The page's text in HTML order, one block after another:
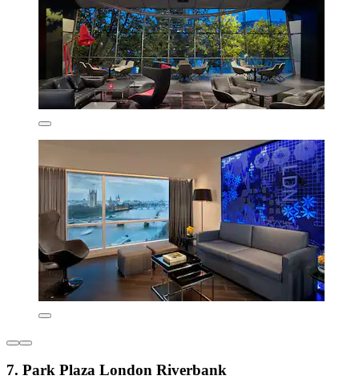
7. Park Plaza London Riverbank